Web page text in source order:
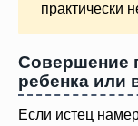
практически
Совершение
ребенка или
Если истец